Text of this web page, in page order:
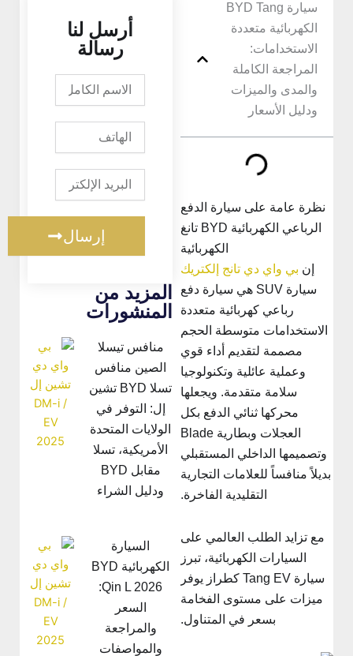
سيارة BYD Tang
الكهربائية متعددة
الاستخدامات:
المراجعة الكاملة
والمدى والميزات
ودليل الأسعار
نظرة عامة على سيارة الدفع
الرباعي الكهربائية BYD تانغ
الكهربائية
بي واي دي تانج إلكتريك
سيارة SUV هي سيارة دفع
رباعي كهربائية متعددة
الاستخدامات متوسطة الحجم
مصممة لتقديم أداء قوي
وعملية عائلية وتكنولوجيا
سلامة متقدمة. ويجعلها
محركها ثنائي الدفع بكل
العجلات وبطارية Blade
وتصميمها الداخلي المستقبلي
بديلاً منافساً للعلامات التجارية
التقليدية الفاخرة.
مع تزايد الطلب العالمي على
السيارات الكهربائية، تبرز
سيارة Tang EV كطراز يوفر
ميزات على مستوى الفخامة
بسعر في المتناول.
أرسل لنا
رسالة
الإلكتروني
إرسال
المزيد من
المنشورات
منافس تيسلا
الصين منافس
تسلا BYD تشين
إل: التوفر في
الولايات المتحدة
الأمريكية، تسلا
مقابل BYD
ودليل الشراء
السيارة
الكهربائية BYD
السعر
والمراجعة
والمواصفات